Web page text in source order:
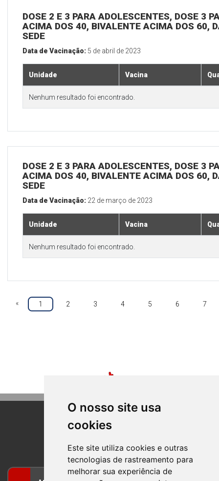
O nosso site usa
cookies
Este site utiliza cookies e outras
tecnologias de rastreamento para
melhorar sua experiência de
DOSE 2 E 3 PARA ADOLESCENTES, DOSE 3
ACIMA DOS 40, BIVALENTE ACIMA DOS 60,
SEDE
Data de Vacinação: 5 de abril de 2023
Unidade Vacina
Nenhum resultado foi encontrado.
DOSE 2 E 3 PARA ADOLESCENTES, DOSE 3
ACIMA DOS 40, BIVALENTE ACIMA DOS 60,
SEDE
Data de Vacinação: 22 de março de 2023
Unidade Vacina
Nenhum resultado foi encontrado.
« 1 2 3 4 5 6 7
BOM PRINCIPIO
RIO GRANDE DO SUL